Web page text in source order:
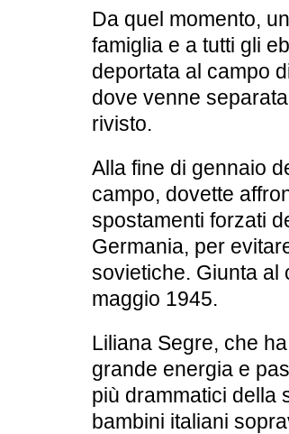
Da quel momento,
famiglia e a tutti gli
deportata al campo
dove venne
rivisto.
Alla fine di gennaio
campo, dovette
spostamenti forzati
Germania, per
sovietiche. Giunta al
maggio 1945.
Liliana Segre, che
grande energia e
più drammatici della
bambini italiani